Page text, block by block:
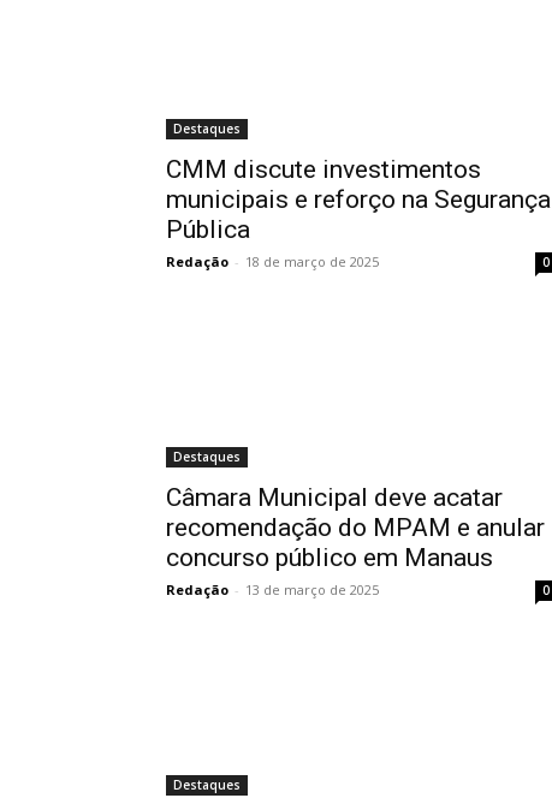
Destaques
CMM discute investimentos
municipais e reforço na Segurança
Pública
Redação - 18 de março de 2025 0
Destaques
Câmara Municipal deve acatar
recomendação do MPAM e anular
concurso público em Manaus
Redação - 13 de março de 2025 0
Destaques